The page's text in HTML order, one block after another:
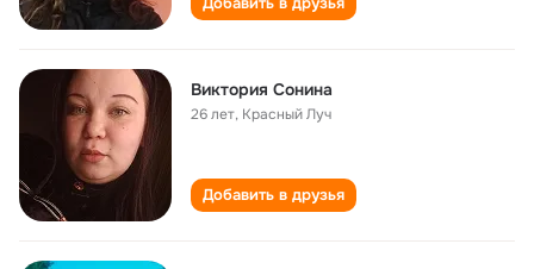
Виктория Сонина
26 лет, Красный Луч
Добавить в друзья